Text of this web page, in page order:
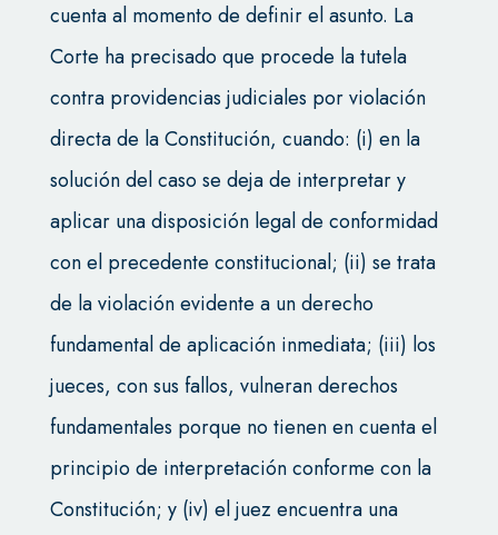
cuenta al momento de definir el asunto. La
Corte ha precisado que procede la tutela
contra providencias judiciales por violación
directa de la Constitución, cuando: (i) en la
solución del caso se deja de interpretar y
aplicar una disposición legal de conformidad
con el precedente constitucional; (ii) se trata
de la violación evidente a un derecho
fundamental de aplicación inmediata; (iii) los
jueces, con sus fallos, vulneran derechos
fundamentales porque no tienen en cuenta el
principio de interpretación conforme con la
Constitución; y (iv) el juez encuentra una